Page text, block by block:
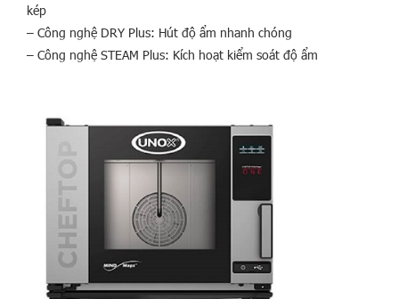
kép
– Công nghệ DRY Plus: Hút độ ẩm nhanh chóng
– Công nghệ STEAM Plus: Kích hoạt kiểm soát độ ẩm